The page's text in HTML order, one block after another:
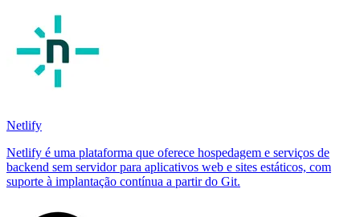
Netlify
Netlify é uma plataforma que oferece hospedagem e serviços de
backend sem servidor para aplicativos web e sites estáticos, com
suporte à implantação contínua a partir do Git.